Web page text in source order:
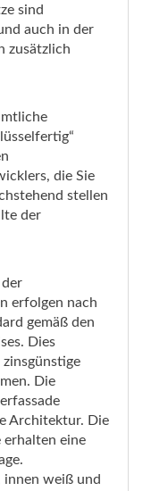
sind
auch in der
zusätzlich
die Sie
stellen
der
erfolgen nach
gemäß den
Dies
Die
Architektur. Die
erhalten eine
innen weiß und